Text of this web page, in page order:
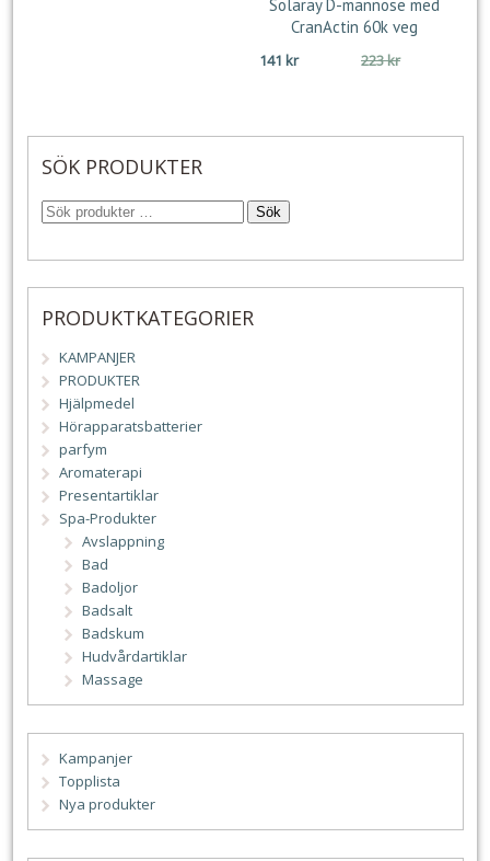
Solaray D-mannose med
CranActin 60k veg
223krDet
141kr
Det
SÖK PRODUKTER
Sök
PRODUKTKATEGORIER
KAMPANJER
PRODUKTER
Hjälpmedel
Hörapparatsbatterier
parfym
Aromaterapi
Presentartiklar
Spa-Produkter
Avslappning
Bad
Badoljor
Badsalt
Badskum
Hudvårdartiklar
Massage
Kampanjer
Topplista
Nya produkter